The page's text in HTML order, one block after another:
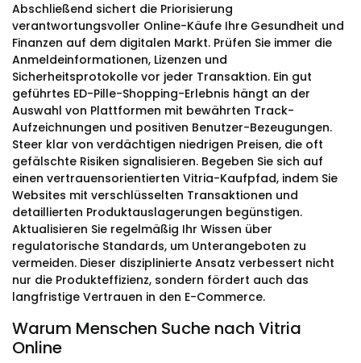
Abschließend sichert die Priorisierung
verantwortungsvoller Online-Käufe Ihre Gesundheit und
Finanzen auf dem digitalen Markt. Prüfen Sie immer die
Anmeldeinformationen, Lizenzen und
Sicherheitsprotokolle vor jeder Transaktion. Ein gut
geführtes ED-Pille-Shopping-Erlebnis hängt an der
Auswahl von Plattformen mit bewährten Track-
Aufzeichnungen und positiven Benutzer-Bezeugungen.
Steer klar von verdächtigen niedrigen Preisen, die oft
gefälschte Risiken signalisieren. Begeben Sie sich auf
einen vertrauensorientierten Vitria-Kaufpfad, indem Sie
Websites mit verschlüsselten Transaktionen und
detaillierten Produktauslagerungen begünstigen.
Aktualisieren Sie regelmäßig Ihr Wissen über
regulatorische Standards, um Unterangeboten zu
vermeiden. Dieser disziplinierte Ansatz verbessert nicht
nur die Produkteffizienz, sondern fördert auch das
langfristige Vertrauen in den E-Commerce.
Warum Menschen Suche nach Vitria
Online